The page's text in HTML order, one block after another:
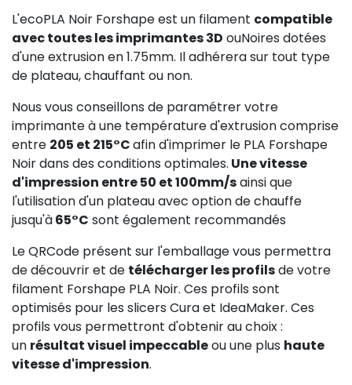
L'ecoPLA Noir Forshape est un filament compatible
avec toutes les imprimantes 3D ouNoires dotées
d'une extrusion en 1.75mm. Il adhérera sur tout type
de plateau, chauffant ou non.
Nous vous conseillons de paramétrer votre
imprimante à une température d'extrusion comprise
entre 205 et 215°Cafin d'imprimer le PLA Forshape
Noir dans des conditions optimales. Une vitesse
d'impression entre 50 et 100mm/sainsi que
l'utilisation d'un plateau avec option de chauffe
jusqu'à65°C sont également recommandés
Le QRCode présent sur l'emballage vous permettra
de découvrir et de télécharger les profilsde votre
filament Forshape PLA Noir. Ces profils sont
optimisés pour les slicers Cura et IdeaMaker. Ces
profils vous permettront d'obtenir au choix :
un résultat visuel impeccableou une plus haute
vitesse d'impression.